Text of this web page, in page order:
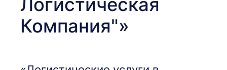
Логистическая
Компания"»